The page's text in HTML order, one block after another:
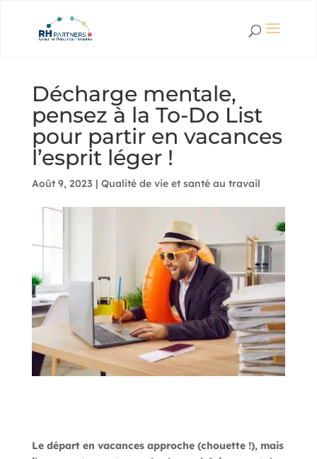
Décharge mentale,
pensez à la To-Do List
pour partir en vacances
l’esprit léger !
Août 9, 2023 | Qualité de vie et santé au travail
Le départ en vacances approche (chouette !), mais